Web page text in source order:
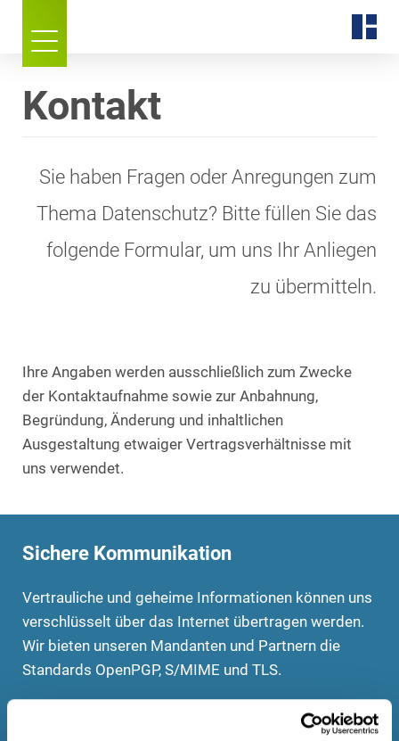
Kontakt
Sie haben Fragen oder Anregungen zum
Thema Datenschutz? Bitte füllen Sie das
folgende Formular, um uns Ihr Anliegen
zu übermitteln.
Ihre Angaben werden ausschließlich zum Zwecke
der Kontaktaufnahme sowie zur Anbahnung,
Begründung, Änderung und inhaltlichen
Ausgestaltung etwaiger Vertragsverhältnisse mit
uns verwendet.
Sichere Kommunikation
Vertrauliche und geheime Informationen können uns
verschlüsselt über das Internet übertragen werden.
Wir bieten unseren Mandanten und Partnern die
Standards OpenPGP, S/MIME und TLS.
Bitte sprechen Sie uns bei Bedarf hierzu an.